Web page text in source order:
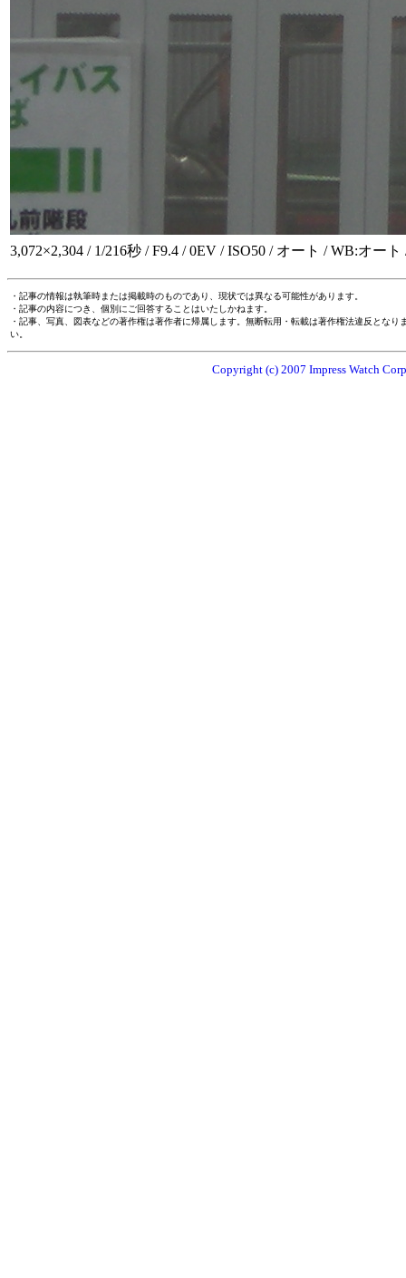
3,072×2,304 / 1/216秒 / F9.4 / 0EV / ISO50 / オート / WB:オート
・記事の情報は執筆時または掲載時のものであり、現状では異なる可能性があります。
・記事の内容につき、個別にご回答することはいたしかねます。
・記事、写真、図表などの著作権は著作者に帰属します。無断転用・転載は著作権法違反とな
い。
Copyright (c) 2007 Impress Watch